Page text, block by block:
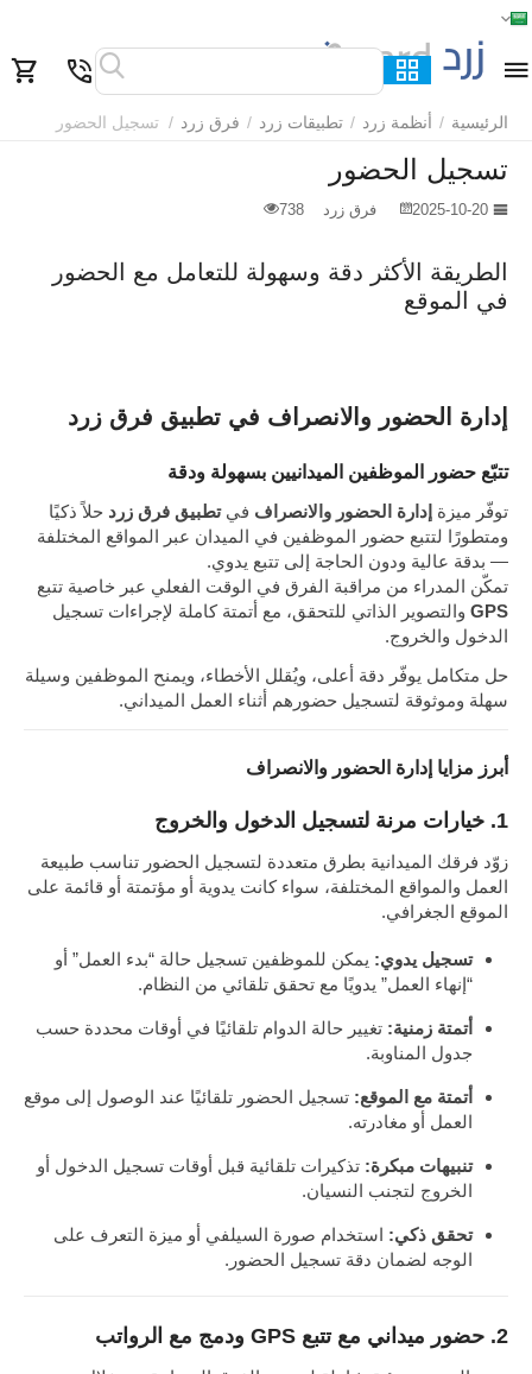
الرئيسية / أنظمة زرد / تطبيقات زرد / فرق زرد / تسجيل الحضور
تسجيل الحضور
2025-10-20 فرق زرد 738
الطريقة الأكثر دقة وسهولة للتعامل مع الحضور
في الموقع
إدارة الحضور والانصراف في تطبيق فرق زرد
تتبّع حضور الموظفين الميدانيين بسهولة ودقة
توفّر ميزة إدارة الحضور والانصراف فيتطبيق فرق زرد حلاً ذكيًا
ومتطورًا لتتبع حضور الموظفين في الميدان عبر المواقع المختلفة
— بدقة عالية ودون الحاجة إلى تتبع يدوي.
تمكّن المدراء من مراقبة الفرق في الوقت الفعلي عبر خاصية تتبع
GPS والتصوير الذاتي للتحقق، مع أتمتة كاملة لإجراءات تسجيل
الدخول والخروج.
حل متكامل يوفّر دقة أعلى، ويُقلل الأخطاء، ويمنح الموظفين وسيلة
سهلة وموثوقة لتسجيل حضورهم أثناء العمل الميداني.
أبرز مزايا إدارة الحضور والانصراف
1. خيارات مرنة لتسجيل الدخول والخروج
زوّد فرقك الميدانية بطرق متعددة لتسجيل الحضور تناسب طبيعة
العمل والمواقع المختلفة، سواء كانت يدوية أو مؤتمتة أو قائمة على
الموقع الجغرافي.
تسجيل يدوي: يمكن للموظفين تسجيل حالة “بدء العمل” أو
“إنهاء العمل” يدويًا مع تحقق تلقائي من النظام.
أتمتة زمنية: تغيير حالة الدوام تلقائيًا في أوقات محددة حسب
جدول المناوبة.
أتمتة مع الموقع: تسجيل الحضور تلقائيًا عند الوصول إلى موقع
العمل أو مغادرته.
تنبيهات مبكرة: تذكيرات تلقائية قبل أوقات تسجيل الدخول أو
الخروج لتجنب النسيان.
تحقق ذكي: استخدام صورة السيلفي أو ميزة التعرف على
الوجه لضمان دقة تسجيل الحضور.
2. حضور ميداني مع تتبع GPS ودمج مع الرواتب
الرئيسية القائمة بحث السلة قائمة المفضلة